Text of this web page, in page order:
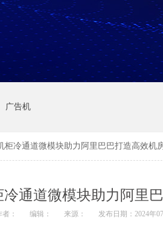
广告机
柜冷通道微模块助力阿里巴巴打造高效机
冷通道微模块助力阿里
者： 编辑： 来源： 发布日期：2024年